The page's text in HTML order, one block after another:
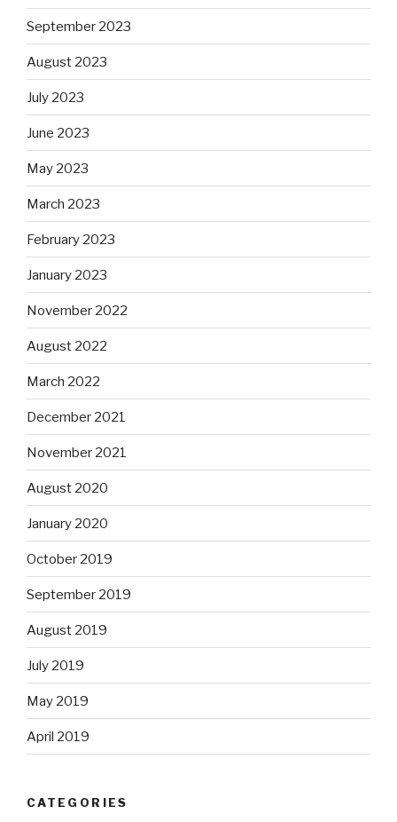
September 2023
August 2023
July 2023
June 2023
May 2023
March 2023
February 2023
January 2023
November 2022
August 2022
March 2022
December 2021
November 2021
August 2020
January 2020
October 2019
September 2019
August 2019
July 2019
May 2019
April 2019
CATEGORIES